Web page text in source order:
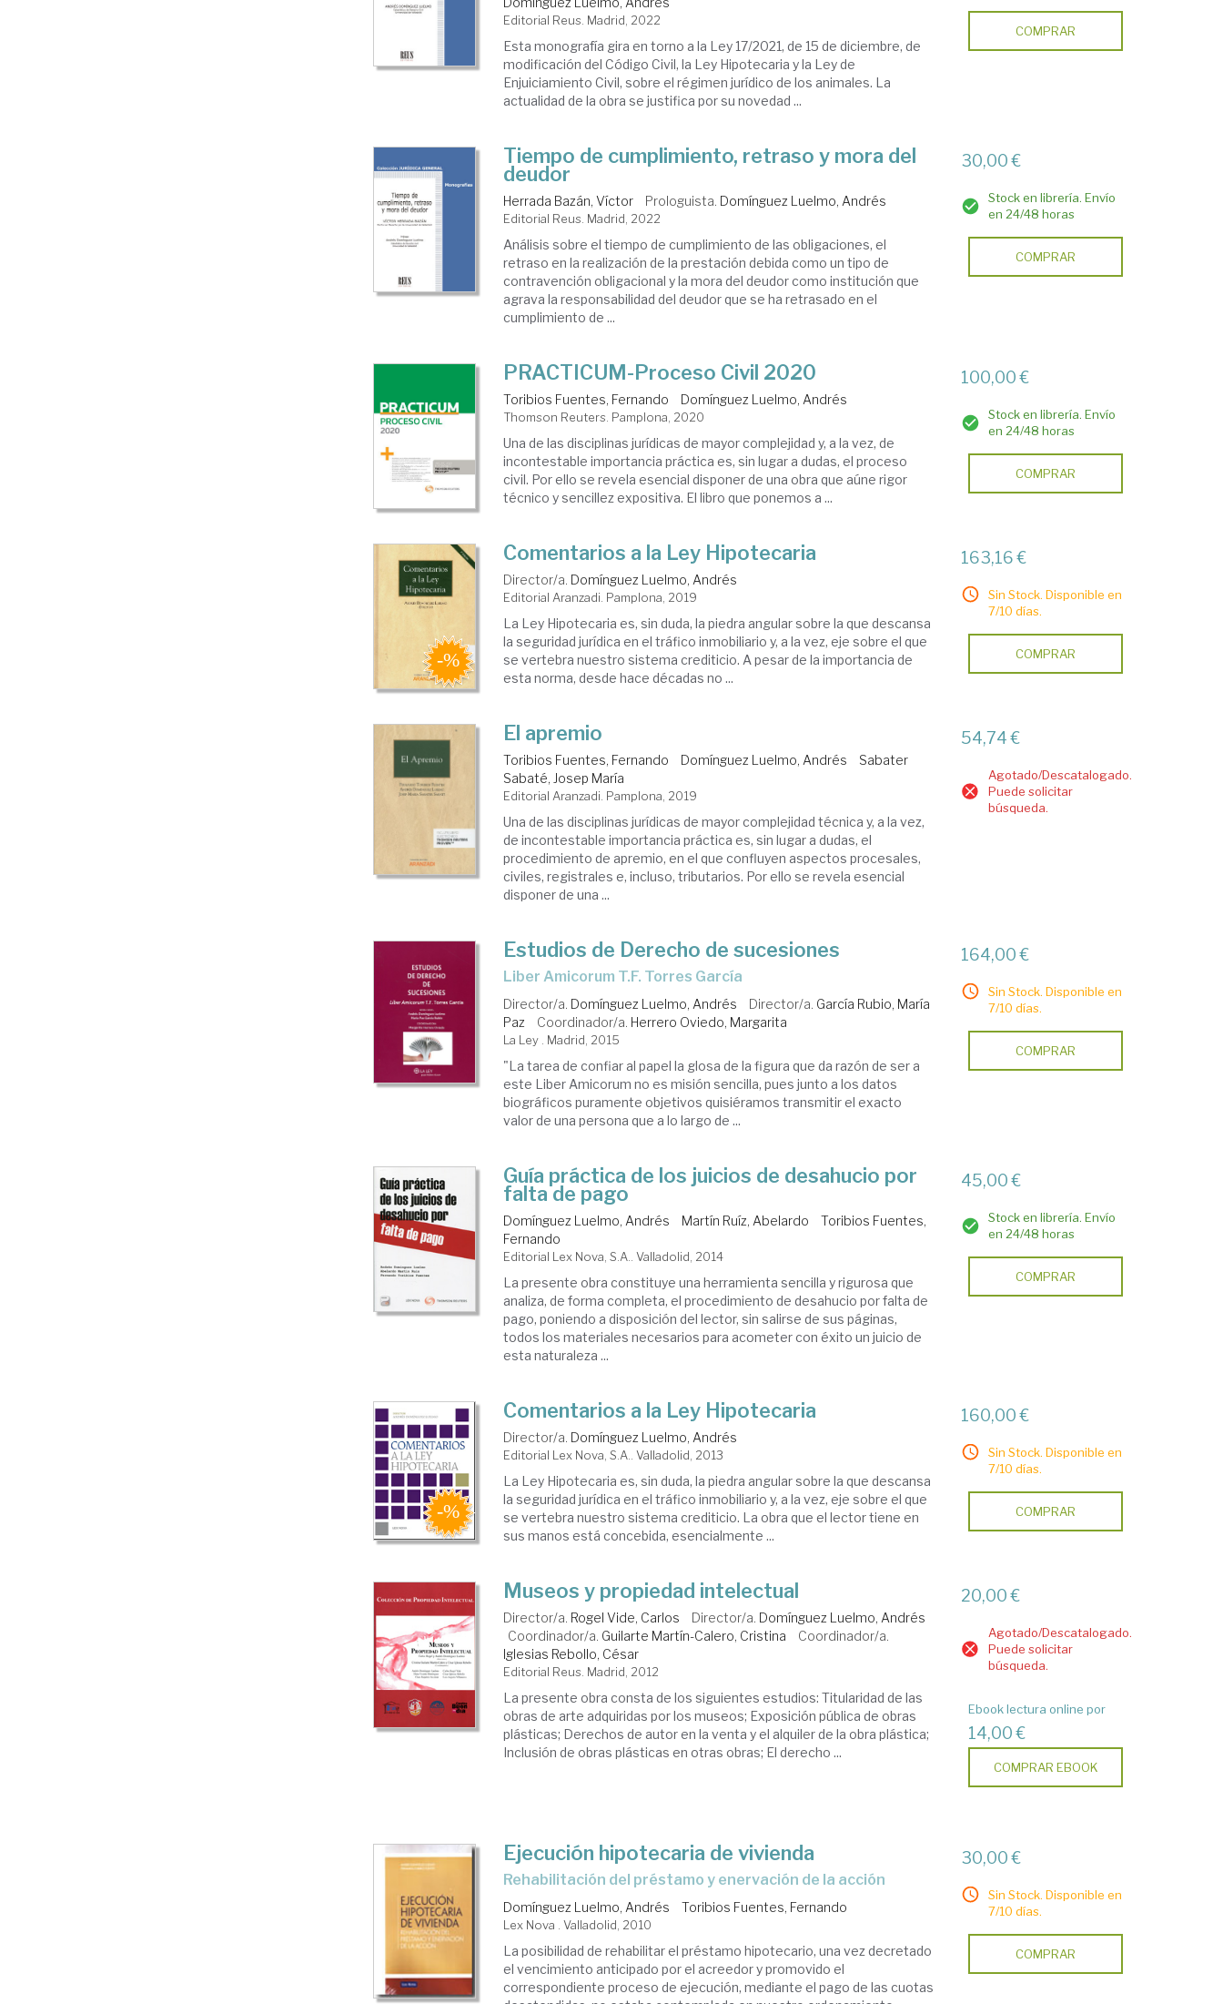
Editorial Reus. Madrid, 2022
Esta monografía gira en torno a la Ley 17/2021, de 15 de diciembre, de
modificación del Código Civil, la Ley Hipotecaria y la Ley de
Enjuiciamiento Civil, sobre el régimen jurídico de los animales. La
actualidad de la obra se justifica por su novedad ...
COMPRAR
Tiempo de cumplimiento, retraso y mora del
deudor
Herrada Bazán, Víctor Prologuista. Domínguez Luelmo, Andrés
Editorial Reus. Madrid, 2022
Análisis sobre el tiempo de cumplimiento de las obligaciones, el
retraso en la realización de la prestación debida como un tipo de
contravención obligacional y la mora del deudor como institución que
agrava la responsabilidad del deudor que se ha retrasado en el
cumplimiento de ...
30,00 €
Stock en librería. Envío
en 24/48 horas
COMPRAR
PRACTICUM-Proceso Civil 2020
Toribios Fuentes, Fernando Domínguez Luelmo, Andrés
Thomson Reuters. Pamplona, 2020
Una de las disciplinas jurídicas de mayor complejidad y, a la vez, de
incontestable importancia práctica es, sin lugar a dudas, el proceso
civil. Por ello se revela esencial disponer de una obra que aúne rigor
técnico y sencillez expositiva. El libro que ponemos a ...
100,00 €
Stock en librería. Envío
en 24/48 horas
COMPRAR
Comentarios a la Ley Hipotecaria
Director/a. Domínguez Luelmo, Andrés
Editorial Aranzadi. Pamplona, 2019
La Ley Hipotecaria es, sin duda, la piedra angular sobre la que descansa
la seguridad jurídica en el tráfico inmobiliario y, a la vez, eje sobre el que
se vertebra nuestro sistema crediticio. A pesar de la importancia de
esta norma, desde hace décadas no ...
163,16 €
Sin Stock. Disponible en
7/10 días.
COMPRAR
El apremio
Toribios Fuentes, Fernando Domínguez Luelmo, Andrés
Sabater
Sabaté, Josep María
Editorial Aranzadi. Pamplona, 2019
Una de las disciplinas jurídicas de mayor complejidad técnica y, a la vez,
de incontestable importancia práctica es, sin lugar a dudas, el
procedimiento de apremio, en el que confluyen aspectos procesales,
civiles, registrales e, incluso, tributarios. Por ello se revela esencial
disponer de una ...
54,74 €
Agotado/Descatalogado.
Puede solicitar
búsqueda.
Estudios de Derecho de sucesiones
Liber Amicorum T.F. Torres García
Director/a. Domínguez Luelmo, Andrés Director/a. García Rubio, María
Paz
Coordinador/a. Herrero Oviedo, Margarita
La Ley . Madrid, 2015
"La tarea de confiar al papel la glosa de la figura que da razón de ser a
este Liber Amicorum no es misión sencilla, pues junto a los datos
biográficos puramente objetivos quisiéramos transmitir el exacto
valor de una persona que a lo largo de ...
164,00 €
Sin Stock. Disponible en
7/10 días.
COMPRAR
Guía práctica de los juicios de desahucio por
falta de pago
Domínguez Luelmo, Andrés Martín Ruíz, Abelardo
Toribios Fuentes,
Fernando
Editorial Lex Nova, S.A.. Valladolid, 2014
La presente obra constituye una herramienta sencilla y rigurosa que
analiza, de forma completa, el procedimiento de desahucio por falta de
pago, poniendo a disposición del lector, sin salirse de sus páginas,
todos los materiales necesarios para acometer con éxito un juicio de
esta naturaleza ...
45,00 €
Stock en librería. Envío
en 24/48 horas
COMPRAR
Comentarios a la Ley Hipotecaria
Director/a. Domínguez Luelmo, Andrés
Editorial Lex Nova, S.A.. Valladolid, 2013
La Ley Hipotecaria es, sin duda, la piedra angular sobre la que descansa
la seguridad jurídica en el tráfico inmobiliario y, a la vez, eje sobre el que
se vertebra nuestro sistema crediticio. La obra que el lector tiene en
sus manos está concebida, esencialmente ...
160,00 €
Sin Stock. Disponible en
7/10 días.
COMPRAR
Museos y propiedad intelectual
Director/a. Rogel Vide, Carlos Director/a. Domínguez Luelmo, Andrés
Coordinador/a. Guilarte Martín-Calero, Cristina
Coordinador/a.
Iglesias Rebollo, César
Editorial Reus. Madrid, 2012
La presente obra consta de los siguientes estudios: Titularidad de las
obras de arte adquiridas por los museos; Exposición pública de obras
plásticas; Derechos de autor en la venta y el alquiler de la obra plástica;
Inclusión de obras plásticas en otras obras; El derecho ...
20,00 €
Agotado/Descatalogado.
Puede solicitar
búsqueda.
Ebook lectura online por
14,00 €
COMPRAR EBOOK
Ejecución hipotecaria de vivienda
rehabilitación del préstamo y enervación de la acción
Domínguez Luelmo, Andrés Toribios Fuentes, Fernando
Lex Nova . Valladolid, 2010
La posibilidad de rehabilitar el préstamo hipotecario, una vez decretado
el vencimiento anticipado por el acreedor y promovido el
correspondiente proceso de ejecución, mediante el pago de las cuotas
30,00 €
Sin Stock. Disponible en
7/10 días.
COMPRAR